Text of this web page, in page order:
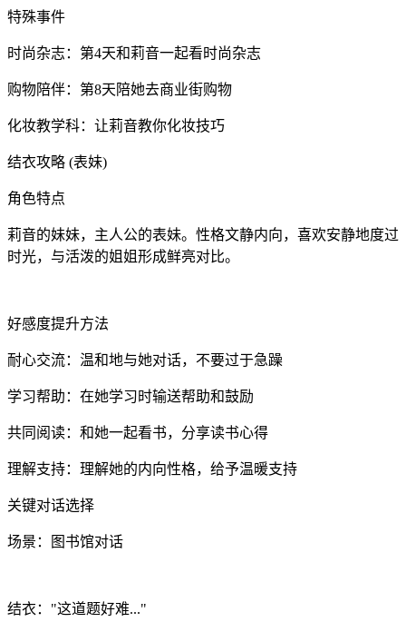
特殊事件
时尚杂志：第4天和莉音一起看时尚杂志
购物陪伴：第8天陪她去商业街购物
化妆教学科：让莉音教你化妆技巧
结衣攻略 (表妹)
角色特点
莉音的妹妹，主人公的表妹。性格文静内向，喜欢安静地度过
时光，与活泼的姐姐形成鲜亮对比。
好感度提升方法
耐心交流：温和地与她对话，不要过于急躁
学习帮助：在她学习时输送帮助和鼓励
共同阅读：和她一起看书，分享读书心得
理解支持：理解她的内向性格，给予温暖支持
关键对话选择
场景：图书馆对话
结衣："这道题好难..."